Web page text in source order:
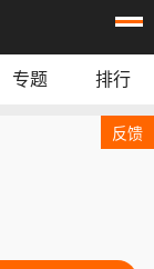
专题 排行
反馈